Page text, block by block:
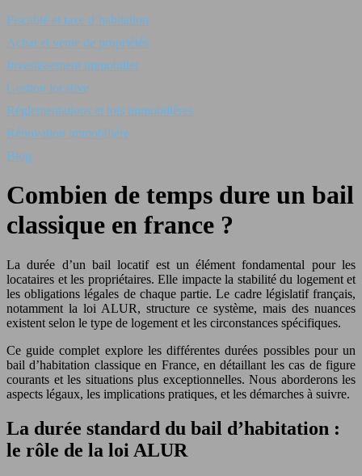
Fiscalité et taxe d’habitation
Achat et vente de propriétés
Investissement immobilier
Gestion locative
Réglementations et lois immobilières
Rénovation immobilière
Blog
Combien de temps dure un bail
classique en france ?
La durée d’un bail locatif est un élément fondamental pour les
locataires et les propriétaires. Elle impacte la stabilité du logement et
les obligations légales de chaque partie. Le cadre législatif français,
notamment la loi ALUR, structure ce système, mais des nuances
existent selon le type de logement et les circonstances spécifiques.
Ce guide complet explore les différentes durées possibles pour un
bail d’habitation classique en France, en détaillant les cas de figure
courants et les situations plus exceptionnelles. Nous aborderons les
aspects légaux, les implications pratiques, et les démarches à suivre.
La durée standard du bail d’habitation :
le rôle de la loi ALUR